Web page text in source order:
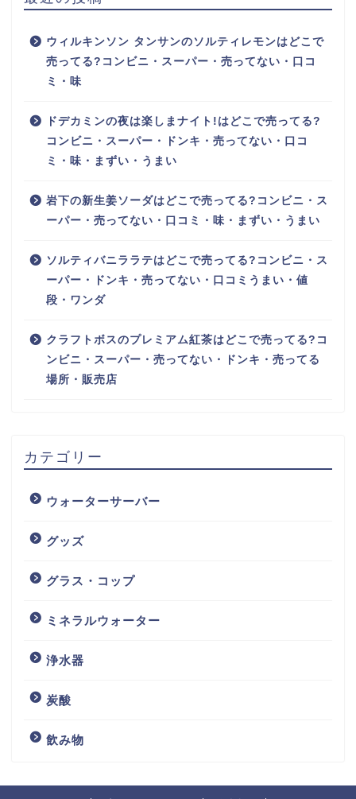
ウィルキンソン タンサンのソルティレモンはどこで
売ってる?コンビニ・スーパー・売ってない・口コ
ミ・味
ドデカミンの夜は楽しまナイト!はどこで売ってる?
コンビニ・スーパー・ドンキ・売ってない・口コ
ミ・味・まずい・うまい
岩下の新生姜ソーダはどこで売ってる?コンビニ・ス
ーパー・売ってない・口コミ・味・まずい・うまい
ソルティバニララテはどこで売ってる?コンビニ・ス
ーパー・ドンキ・売ってない・口コミうまい・値
段・ワンダ
クラフトボスのプレミアム紅茶はどこで売ってる?コ
ンビニ・スーパー・売ってない・ドンキ・売ってる
場所・販売店
カテゴリー
ウォーターサーバー
グッズ
グラス・コップ
ミネラルウォーター
浄水器
炭酸
飲み物